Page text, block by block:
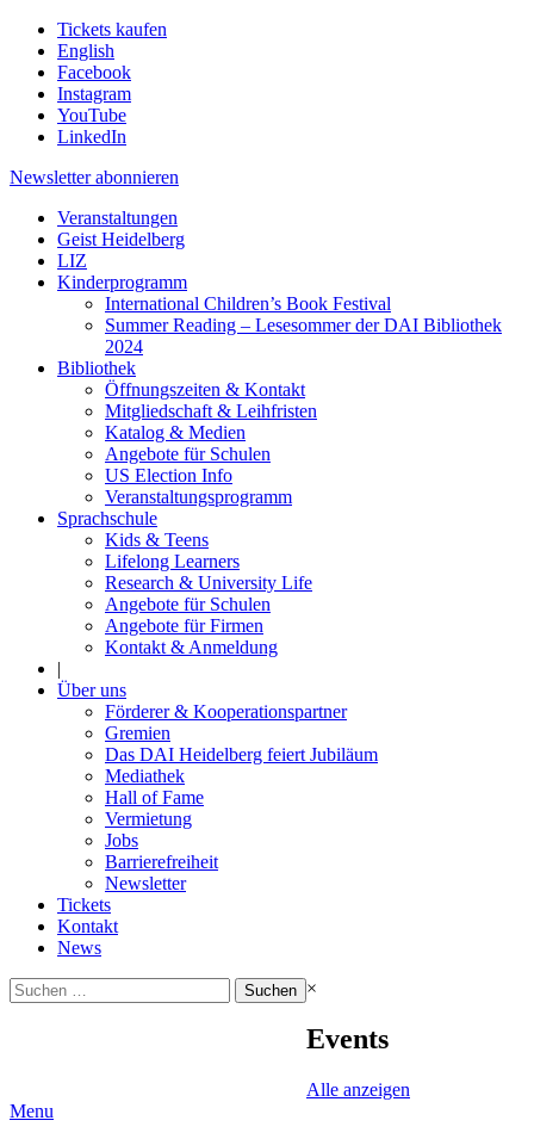
Tickets kaufen
English
Facebook
Instagram
YouTube
LinkedIn
Newsletter abonnieren
Veranstaltungen
Geist Heidelberg
LIZ
Kinderprogramm
International Children’s Book Festival
Summer Reading – Lesesommer der DAI Bibliothek
2024
Bibliothek
Öffnungszeiten & Kontakt
Mitgliedschaft & Leihfristen
Katalog & Medien
Angebote für Schulen
US Election Info
Veranstaltungsprogramm
Sprachschule
Kids & Teens
Lifelong Learners
Research & University Life
Angebote für Schulen
Angebote für Firmen
Kontakt & Anmeldung
|
Über uns
Förderer & Kooperationspartner
Gremien
Das DAI Heidelberg feiert Jubiläum
Mediathek
Hall of Fame
Vermietung
Jobs
Barrierefreiheit
Newsletter
Tickets
Kontakt
News
Suchen
nach:
×
Events
Alle anzeigen
Menu